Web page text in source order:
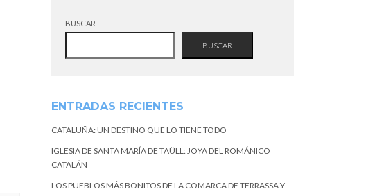
BUSCAR
BUSCAR
ENTRADAS RECIENTES
CATALUÑA: UN DESTINO QUE LO TIENE TODO
IGLESIA DE SANTA MARÍA DE TAÜLL: JOYA DEL ROMÁNICO
CATALÁN
LOS PUEBLOS MÁS BONITOS DE LA COMARCA DE TERRASSA Y